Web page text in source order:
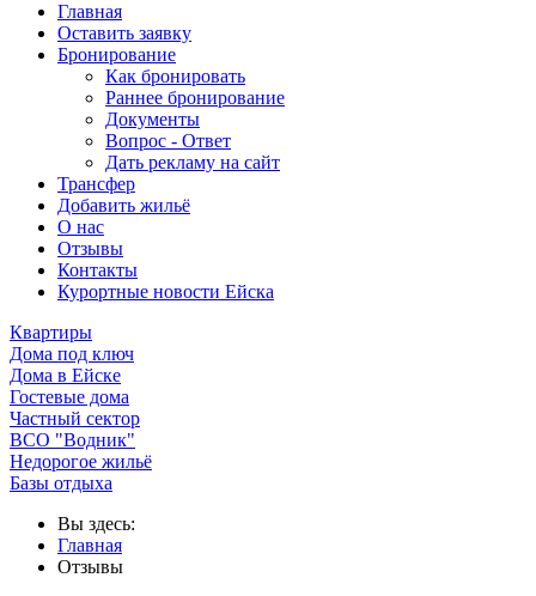
Главная
Оставить заявку
Бронирование
Как бронировать
Раннее бронирование
Документы
Вопрос - Ответ
Дать рекламу на сайт
Трансфер
Добавить жильё
О нас
Отзывы
Контакты
Курортные новости Ейска
Квартиры
Дома под ключ
Дома в Ейске
Гостевые дома
Частный сектор
ВСО "Водник"
Недорогое жильё
Базы отдыха
Вы здесь:
Главная
Отзывы